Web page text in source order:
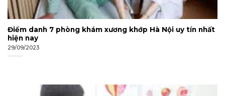
Điểm danh 7 phòng khám xương khớp Hà Nội uy tín nhất
hiện nay
29/09/2023